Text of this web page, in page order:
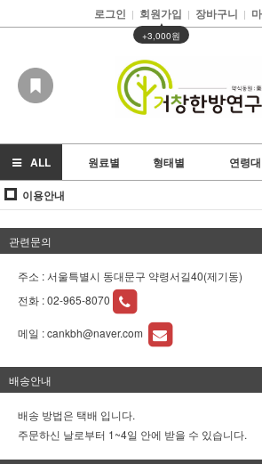
로그인 | 회원가입 |
▲
+3,000원
장바구니 |
ALL 원료별 형태별 연령
이용안내
관련문의
주소 : 서울특별시 동대문구 약령서길40(제기동)
전화 :02-965-8070
메일 :cankbh@naver.com
배송안내
배송 방법은 택배 입니다.
주문하신 날로부터 1~4일 안에 받을 수 있습니다.